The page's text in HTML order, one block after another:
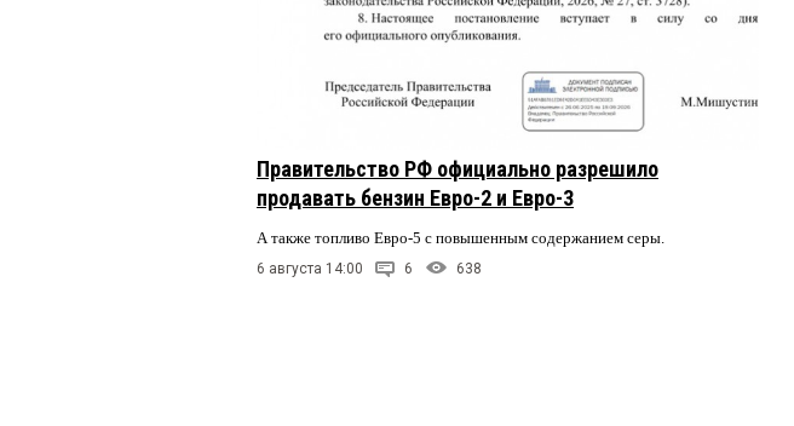
Правительство РФ официально разрешило
продавать бензин Евро-2 и Евро-3
А также топливо Евро-5 с повышенным содержанием серы.
6 августа 14:00 6 638